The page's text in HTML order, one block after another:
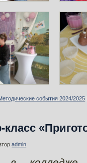
события 2024/2025
класс
admin